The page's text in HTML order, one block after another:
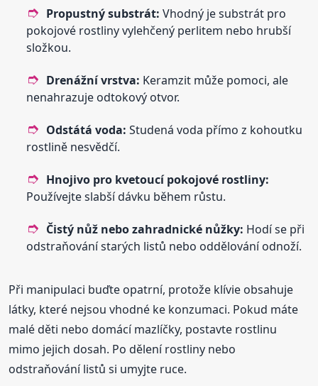
Propustný substrát: Vhodný je substrát pro
pokojové rostliny vylehčený perlitem nebo hrubší
složkou.
Drenážní vrstva: Keramzit může pomoci, ale
nenahrazuje odtokový otvor.
Odstátá voda: Studená voda přímo z kohoutku
rostlině nesvědčí.
Hnojivo pro kvetoucí pokojové rostliny:
Používejte slabší dávku během růstu.
Čistý nůž nebo zahradnické nůžky: Hodí se při
odstraňování starých listů nebo oddělování odnoží.
Při manipulaci buďte opatrní, protože klívie obsahuje
látky, které nejsou vhodné ke konzumaci. Pokud máte
malé děti nebo domácí mazlíčky, postavte rostlinu
mimo jejich dosah. Po dělení rostliny nebo
odstraňování listů si umyjte ruce.